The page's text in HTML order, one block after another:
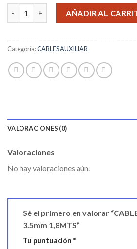
CABLE ESPIRAL ONLY 3.5mm 1,8MTS
AÑADIR AL
Categoría:CABLES AUXILIAR
VALORACIONES (0)
Valoraciones
No hay valoraciones aún.
Sé el primero en valorar
3.5mm 1,8MTS”
Tu puntuación *